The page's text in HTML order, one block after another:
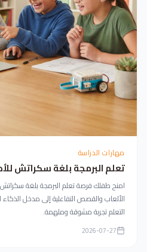
مهارات الدراسة
تعلم البرمجة بلغة سكراتش
امنح طفلك فرصة تعلم البرمجة بلغة
الألعاب والقصص التفاعلية إلى مدخل
التعلم تجربة مشوقة وملهمة.
2026-07-27